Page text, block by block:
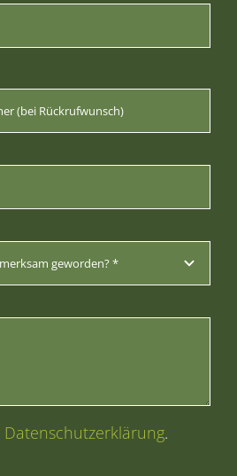
Datenschutzerklärung.